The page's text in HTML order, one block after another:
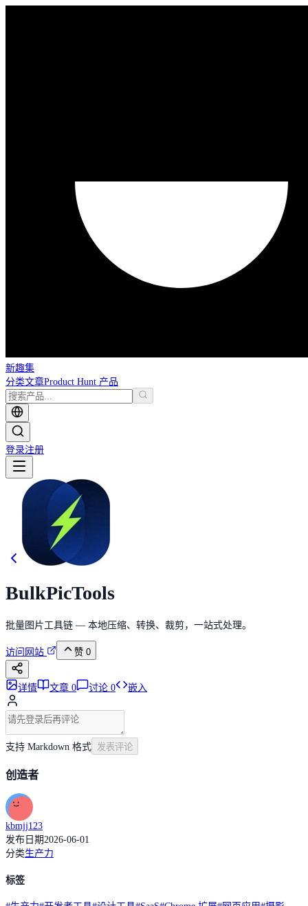
新趣集
分类文章Product Hunt 产品
登录注册
BulkPicTools
批量图片工具链 — 本地压缩、转换、裁剪，一站式处理。
访问网站 赞 0
详情 文章 0 讨论 0 嵌入
支持 Markdown 格式 发表评论
创造者
kbmjj123
发布日期2026-06-01
分类生产力
标签